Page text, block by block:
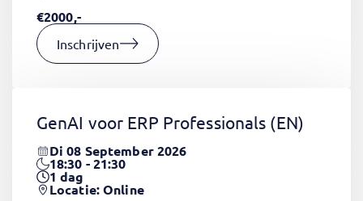
€2000,-
Inschrijven
GenAI voor ERP Professionals (EN)
Di 08 September 2026
18:30 - 21:30
1dag
Locatie: Online